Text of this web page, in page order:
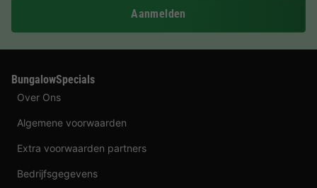
Aanmelden
BungalowSpecials
Over Ons
Algemene voorwaarden
Extra voorwaarden partners
Bedrijfsgegevens